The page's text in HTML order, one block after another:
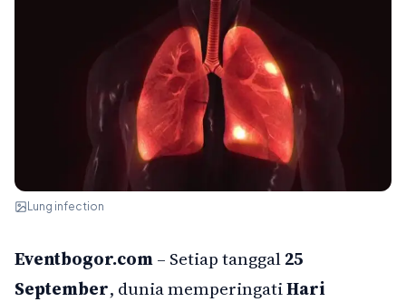
Lung infection
Eventbogor.com– Setiap tanggal25
September, dunia memperingatiHari